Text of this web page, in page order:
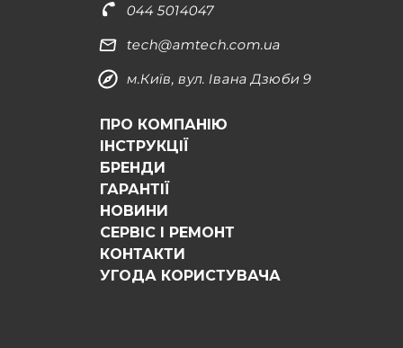
044 5014047
tech@amtech.com.ua
м.Київ, вул. Івана Дзюби 9
ПРО КОМПАНІЮ
ІНСТРУКЦІЇ
БРЕНДИ
ГАРАНТІЇ
НОВИНИ
СЕРВІС І РЕМОНТ
КОНТАКТИ
УГОДА КОРИСТУВАЧА